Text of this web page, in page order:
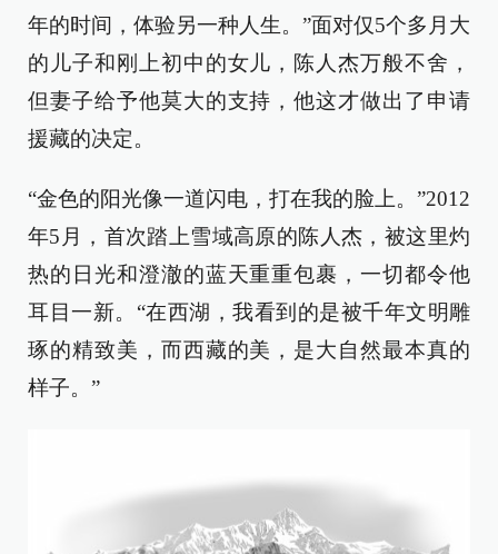
年的时间，体验另一种人生。”面对仅5个多月大
的儿子和刚上初中的女儿，陈人杰万般不舍，
但妻子给予他莫大的支持，他这才做出了申请
援藏的决定。
“金色的阳光像一道闪电，打在我的脸上。”2012
年5月，首次踏上雪域高原的陈人杰，被这里灼
热的日光和澄澈的蓝天重重包裹，一切都令他
耳目一新。“在西湖，我看到的是被千年文明雕
琢的精致美，而西藏的美，是大自然最本真的
样子。”